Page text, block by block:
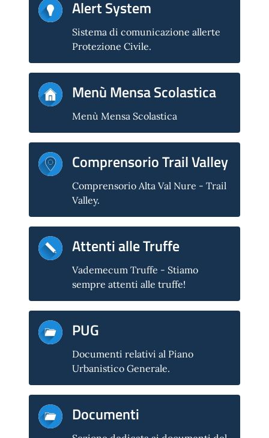
Alert System
Sistema di comunicazione allerte
Protezione Civile.
Menù Mensa Scolastica
Menù Mensa Scolastica
Comprensorio Trail Valley
Comprensorio Alta Val Nure - Trail
Valley.
Attenti alle Truffe
Vademecum Truffe - Stiamo
sempre attenti alle truffe!
PUG
Documenti relativi al Piano
Urbanistico Generale.
Documenti